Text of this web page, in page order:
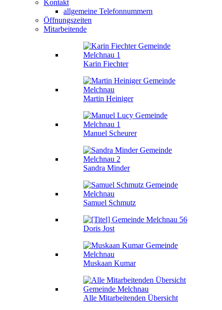
Kontakt
allgemeine Telefonnummern
Öffnungszeiten
Mitarbeitende
Karin Fiechter
Martin Heiniger
Manuel Scheurer
Sandra Minder
Samuel Schmutz
Doris Jost
Muskaan Kumar
Alle Mitarbeitenden Übersicht